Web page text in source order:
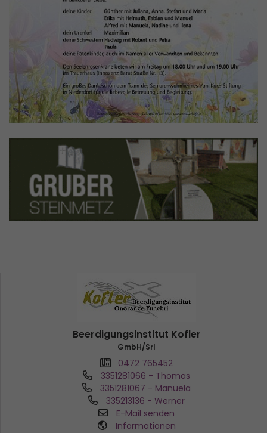
Beerdigungsinstitut Kofler
GmbH/Srl
0472 765452
3351281066 - Thomas
3351281067 - Manuela
335213136 - Werner
E-Mail senden
Informationen